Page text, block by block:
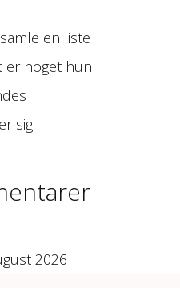
en liste
er noget hun
sig.
2026